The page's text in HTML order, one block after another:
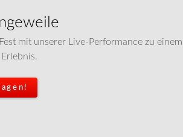
mit unserer Live-Performance zu einem